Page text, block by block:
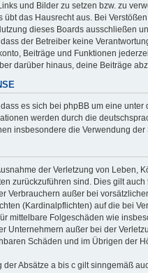
und Bilder zu setzen bzw. zu
übt das Hausrecht aus. Bei
dieses Boards ausschließen
der Betreiber keine
Beiträge und Funktionen
darüber hinaus, deine Beiträge
es sich bei phpBB um eine unter
werden durch die
insbesondere die Verwendung
der Verletzung von Leben,
zurückzuführen sind. Dies gilt
Verbrauchern außer bei
(Kardinalpflichten) auf die bei
mittelbare Folgeschäden wie
Unternehmern außer bei der
Schäden und im Übrigen der
der Absätze a bis c gilt sinngemäß